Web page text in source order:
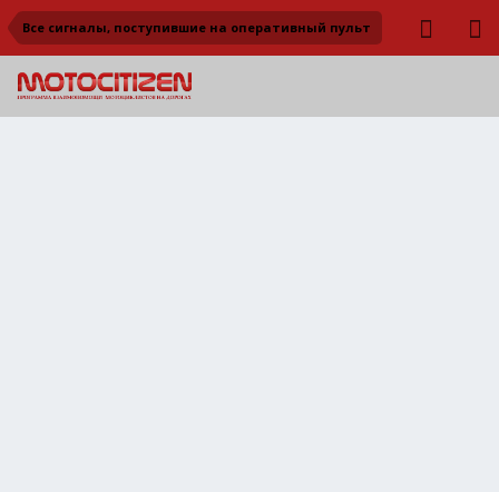
Все сигналы, поступившие на оперативный пульт